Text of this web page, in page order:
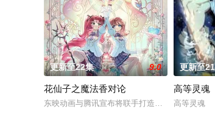
更新至22集 9.0
花仙子之魔法香对论
东映动画与腾讯宣布将联手打造『花仙子』全新
更新至
高等灵魂
高等灵魂